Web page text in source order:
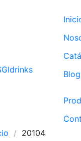
Blog
20104